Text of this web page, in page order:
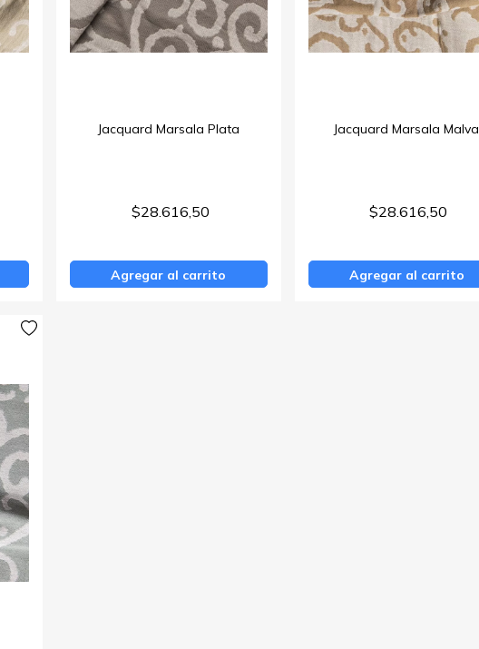
Jacquard Marsala Plata
$28.616,50
Agregar al carrito
Jacquard Marsala Malva
$28.616,50
Agregar al carrito